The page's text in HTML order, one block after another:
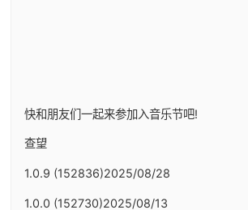
快和朋友们一起来参加入音乐节吧!
查望
1.0.9 (152836)2025/08/28
1.0.0 (152730)2025/08/13